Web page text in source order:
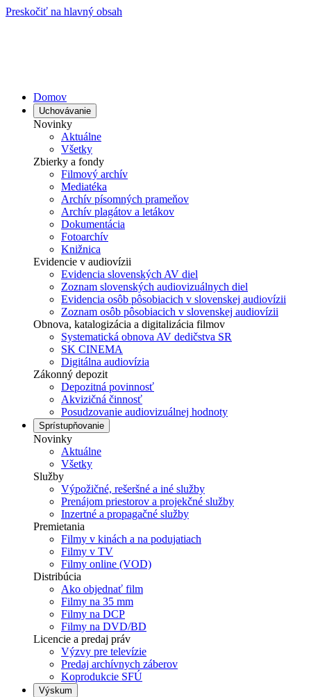
Preskočiť na hlavný obsah
Domov
Uchovávanie
Novinky
Aktuálne
Všetky
Zbierky a fondy
Filmový archív
Mediatéka
Archív písomných prameňov
Archív plagátov a letákov
Dokumentácia
Fotoarchív
Knižnica
Evidencie v audiovízii
Evidencia slovenských AV diel
Zoznam slovenských audiovizuálnych diel
Evidencia osôb pôsobiacich v slovenskej audiovízii
Zoznam osôb pôsobiacich v slovenskej audiovízii
Obnova, katalogizácia a digitalizácia filmov
Systematická obnova AV dedičstva SR
SK CINEMA
Digitálna audiovízia
Zákonný depozit
Depozitná povinnosť
Akvizičná činnosť
Posudzovanie audiovizuálnej hodnoty
Sprístupňovanie
Novinky
Aktuálne
Všetky
Služby
Výpožičné, rešeršné a iné služby
Prenájom priestorov a projekčné služby
Inzertné a propagačné služby
Premietania
Filmy v kinách a na podujatiach
Filmy v TV
Filmy online (VOD)
Distribúcia
Ako objednať film
Filmy na 35 mm
Filmy na DCP
Filmy na DVD/BD
Licencie a predaj práv
Výzvy pre televízie
Predaj archívnych záberov
Koprodukcie SFÚ
Výskum